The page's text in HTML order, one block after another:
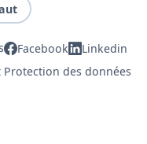
Facebook
Linkedin
Protection des données